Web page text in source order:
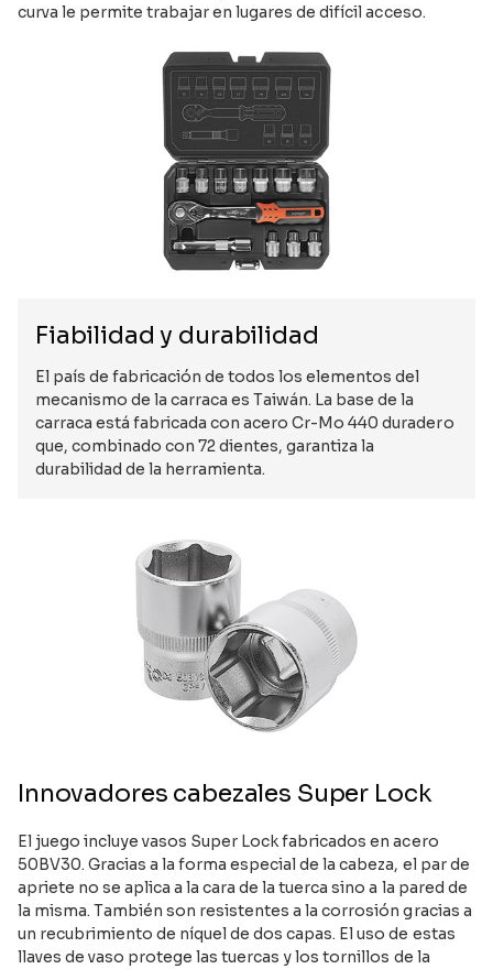
curva le permite trabajar en lugares de difícil acceso.
Fiabilidad y durabilidad
El país de fabricación de todos los elementos del
mecanismo de la carraca es Taiwán. La base de la
carraca está fabricada con acero Cr-Mo 440 duradero
que, combinado con 72 dientes, garantiza la
durabilidad de la herramienta.
Innovadores cabezales Super Lock
El juego incluye vasos Super Lock fabricados en acero
50BV30. Gracias a la forma especial de la cabeza, el par de
apriete no se aplica a la cara de la tuerca sino a la pared de
la misma. También son resistentes a la corrosión gracias a
un recubrimiento de níquel de dos capas. El uso de estas
llaves de vaso protege las tuercas y los tornillos de la